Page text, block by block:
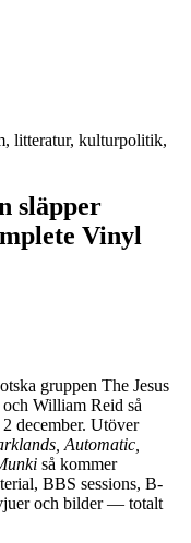
litteratur, kulturpolitik,
släpper
Vinyl
gruppen The Jesus
William Reid så
2 december. Utöver
Automatic,
så kommer
BBS sessions, B-
och bilder — totalt